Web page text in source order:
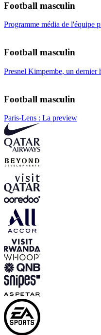
Football masculin
Programme média de l'équipe
Football masculin
Presnel Kimpembe, un dernier
Football masculin
Paris-Lens : La preview